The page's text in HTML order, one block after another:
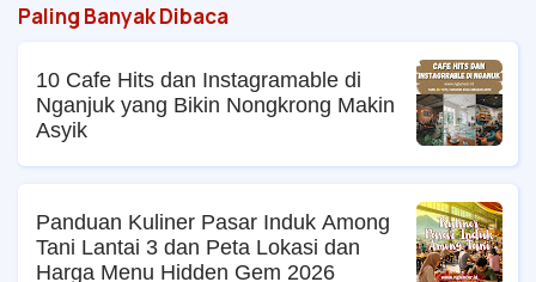
Paling Banyak Dibaca
10 Cafe Hits dan Instagramable di
Nganjuk yang Bikin Nongkrong Makin
Asyik
Panduan Kuliner Pasar Induk Among
Tani Lantai 3 dan Peta Lokasi dan
Harga Menu Hidden Gem 2026